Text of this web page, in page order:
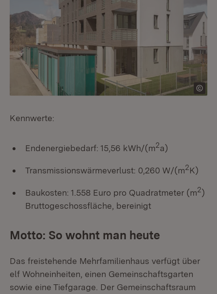
Kennwerte:
Endenergiebedarf: 15,56 kWh/(m2a)
Transmissionswärmeverlust: 0,260 W/(m2K)
Baukosten: 1.558 Euro pro Quadratmeter (m2)
Bruttogeschossfläche, bereinigt
Motto: So wohnt man heute
Das freistehende Mehrfamilienhaus verfügt über
elf Wohneinheiten, einen Gemeinschaftsgarten
sowie eine Tiefgarage. Der Gemeinschaftsraum